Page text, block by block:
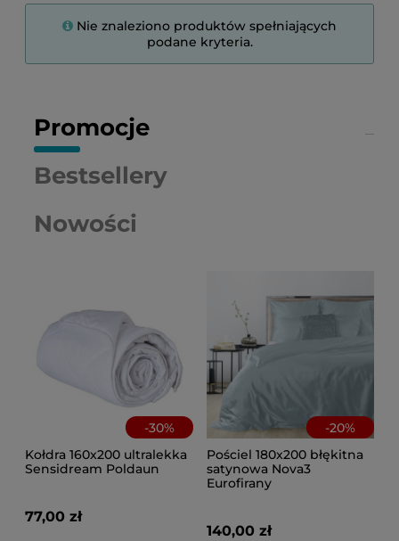
Nie znaleziono produktów spełniających
podane kryteria.
Promocje
Nowości
Bestsellery
-30%
Kołdra 160x200 ultralekka
Sensidream Poldaun
77,00 zł
-20%
Pościel 180x200 błękitna
satynowa Nova3
Eurofirany
140,00 zł